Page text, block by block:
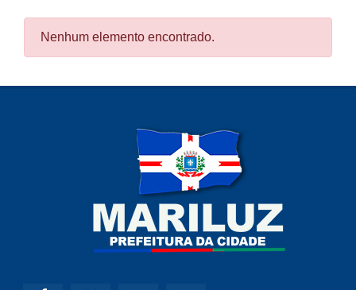
Nenhum elemento encontrado.